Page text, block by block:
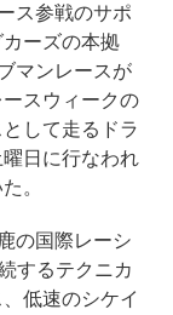
ス参戦のサポ
ーズの本拠
マンレースが
スウィークの
して走るドラ
日に行なわれ
。
の国際レーシ
するテクニカ
低速のシケイ